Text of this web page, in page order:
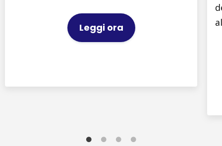
Leggi ora